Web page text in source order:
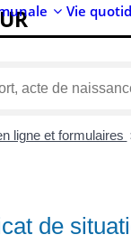
Vie
ligne et formulaires
de